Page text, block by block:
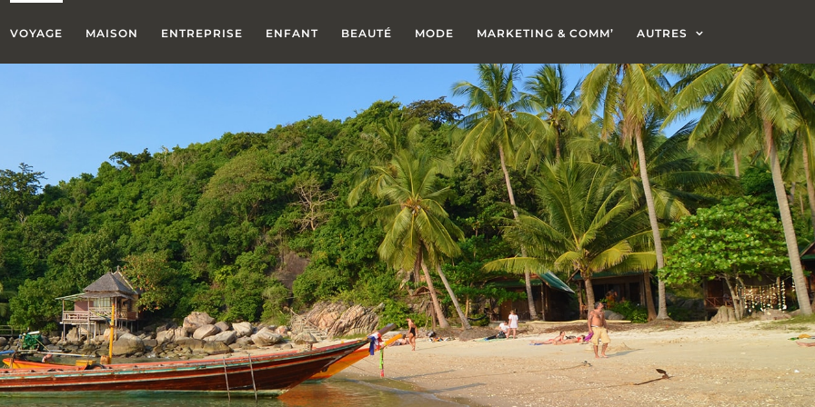
VOYAGE MAISON ENTREPRISE ENFANT BEAUTÉ MODE MARKETING & COMM’ AUTRES